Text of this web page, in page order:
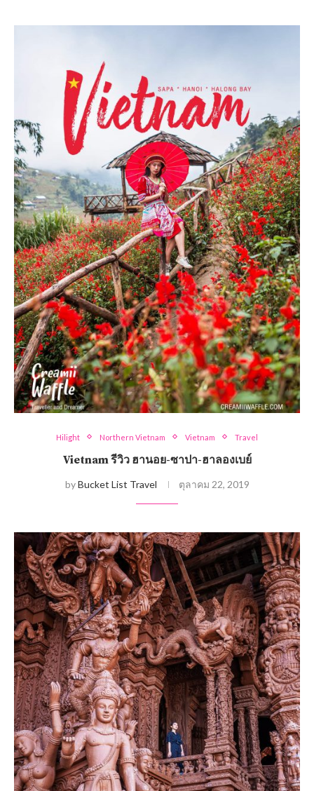
Hilight Northern Vietnam Vietnam Travel
Vietnam รีวิว ฮานอย-ซาปา-ฮาลองเบย์
byBucket List Travel ตุลาคม 22, 2019